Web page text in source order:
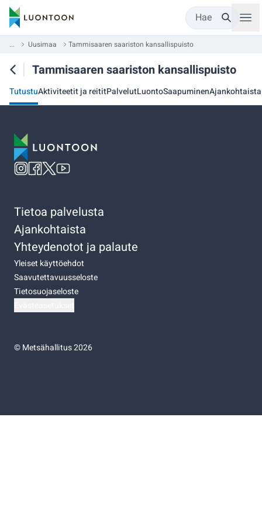
Hae
... Uusimaa Tammisaaren saariston kansallispuisto
Tammisaaren saariston kansallispuisto
TutustuAktiviteetit ja reititPalvelutLuontoSaapuminenAjankohtaista
Tietoa palvelusta
Ajankohtaista
Yhteydenotot ja palaute
Yleiset käyttöehdot
Saavutettavuusseloste
Tietosuojaseloste
©Metsähallitus 2026